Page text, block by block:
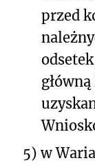
przed
5) w